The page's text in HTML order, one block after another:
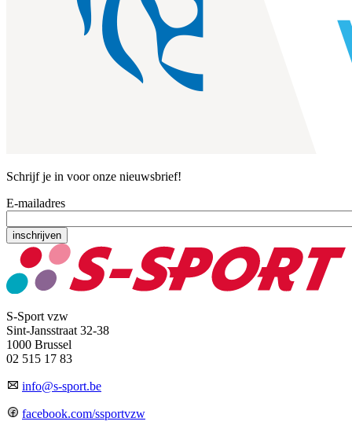
Schrijf je in voor onze nieuwsbrief!
E-mailadres
S-Sport vzw
Sint-Jansstraat 32-38
1000 Brussel
02 515 17 83
info@s-sport.be
facebook.com/ssportvzw